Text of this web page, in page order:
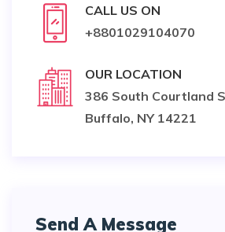
CALL US ON
+8801029104070
OUR LOCATION
386 South Courtland
Buffalo, NY 14221
Send A Message